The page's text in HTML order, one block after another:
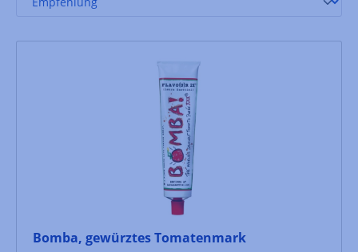
Bomba, gewürztes Tomatenmark